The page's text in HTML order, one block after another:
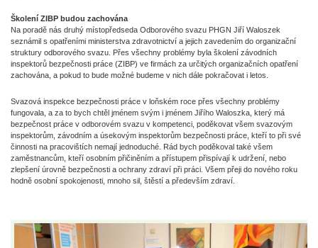
Školení ZIBP budou zachována
Na poradě nás druhý místopředseda Odborového svazu PHGN Jiří Waloszek
seznámil s opatřeními ministerstva zdravotnictví a jejich zavedením do organizační
struktury odborového svazu. Přes všechny problémy byla školení závodních
inspektorů bezpečnosti práce (ZIBP) ve firmách za určitých organizačních opatření
zachována, a pokud to bude možné budeme v nich dále pokračovat i letos.
Svazová inspekce bezpečnosti práce v loňském roce přes všechny problémy
fungovala, a za to bych chtěl jménem svým i jménem Jiřího Waloszka, který má
bezpečnost práce v odborovém svazu v kompetenci, poděkovat všem svazovým
inspektorům, závodním a úsekovým inspektorům bezpečnosti práce, kteří to při své
činnosti na pracovištích nemají jednoduché. Rád bych poděkoval také všem
zaměstnancům, kteří osobním přičiněním a přístupem přispívají k udržení, nebo
zlepšení úrovně bezpečnosti a ochrany zdraví při práci. Všem přeji do nového roku
hodně osobní spokojenosti, mnoho sil, štěstí a především zdraví.